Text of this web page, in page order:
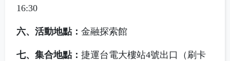
16:30
六、活動地點： 金融探索館
七、集合地點： 捷運台電大樓站4號出口（刷卡